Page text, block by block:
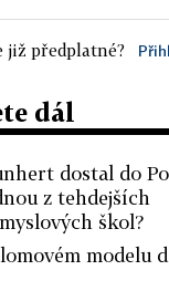
již předplatné?
dál
dostal do
z tehdejších
škol?
modelu